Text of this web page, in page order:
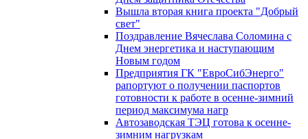
Вышла вторая книга проекта "Добрый
свет"
Поздравление Вячеслава Соломина с
Днем энергетика и наступающим
Новым годом
Предприятия ГК "ЕвроСибЭнерго"
рапортуют о получении паспортов
готовности к работе в осенне-зимний
период максимума нагр
Автозаводская ТЭЦ готова к осенне-
зимним нагрузкам